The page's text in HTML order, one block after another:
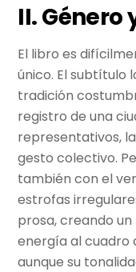
II.
El libro es
único. El subtítulo
tradición
registro de una
representativos,
gesto colectivo.
también con el
estrofas
prosa, creando
energía al cuadro
aunque su